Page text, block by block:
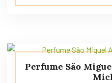
Perfume São